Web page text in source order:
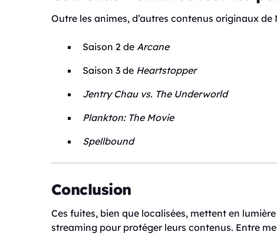
Outre les animes, d’autres contenus originaux
Saison 2 de Arcane
Saison 3 de Heartstopper
Jentry Chau vs. The Underworld
Plankton: The Movie
Spellbound
Conclusion
Ces fuites, bien que localisées, mettent en
streaming pour protéger leurs contenus. Entre